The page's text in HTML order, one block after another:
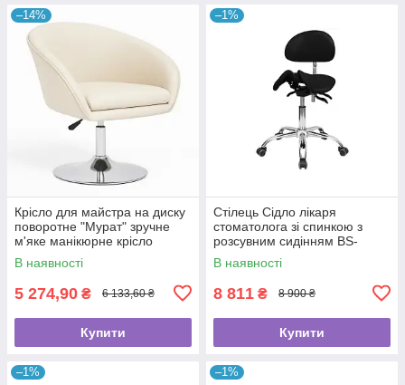
–14%
Крісло для майстра на диску
поворотне "Мурат" зручне
м'яке манікюрне крісло
В наявності
5 274,90 ₴ 6 133,60 ₴
Купити
–1%
Стілець Сідло лікаря
стоматолога зі спинкою з
розсувним сидінням BS-
4008-1 з регулюванням
висоти для косметолога
В наявності
8 811 ₴ 8 900 ₴
Купити
–1% –1%